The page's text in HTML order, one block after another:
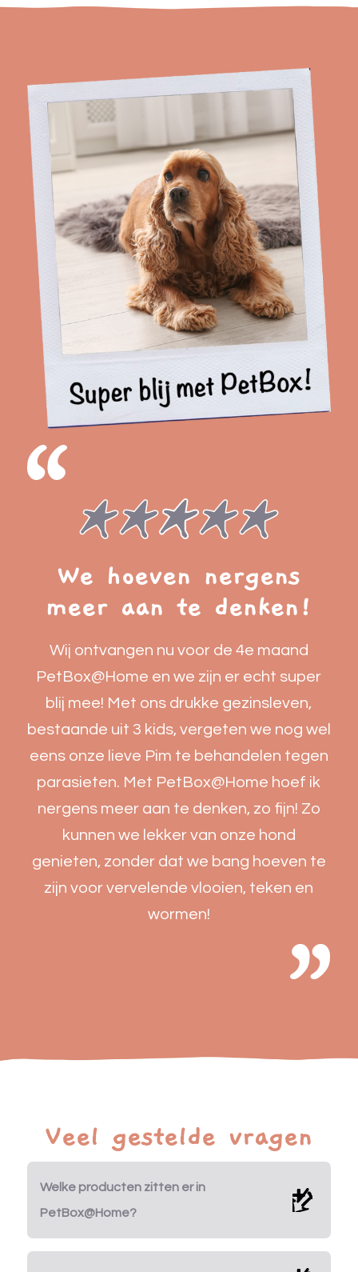
We hoeven nergens
meer aan te denken!
Wij ontvangen nu voor de 4e maand
PetBox@Home en we zijn er echt super
blij mee! Met ons drukke gezinsleven,
bestaande uit 3 kids, vergeten we nog wel
eens onze lieve Pim te behandelen tegen
parasieten. Met PetBox@Home hoef ik
nergens meer aan te denken, zo fijn! Zo
kunnen we lekker van onze hond
genieten, zonder dat we bang hoeven te
zijn voor vervelende vlooien, teken en
wormen!
Veel gestelde vragen
Welke producten zitten er in
PetBox@Home?